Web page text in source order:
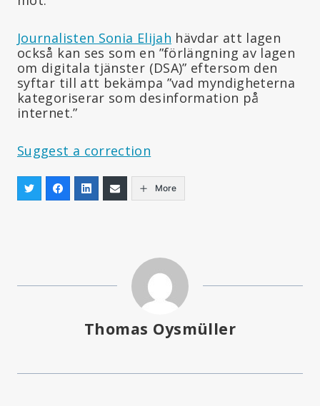
Journalisten Sonia Elijah hävdar att lagen
också kan ses som en ”förlängning av lagen
om digitala tjänster (DSA)” eftersom den
syftar till att bekämpa ”vad myndigheterna
kategoriserar som desinformation på
internet.”
Suggest a correction
More
Thomas Oysmüller